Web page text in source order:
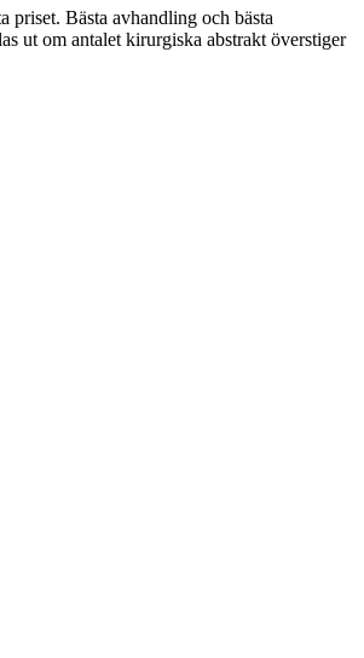
priset. Bästa avhandling och bästa
ut om antalet kirurgiska abstrakt överstiger